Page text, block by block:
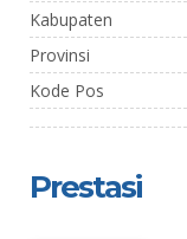
Kabupaten
Provinsi
Kode Pos
Prestasi